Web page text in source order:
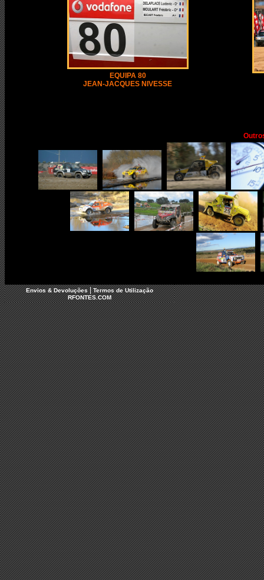
EQUIPA 80
JEAN-JACQUES NIVESSE
Envios & Devoluções|Termos de Utilização
RFONTES.COM